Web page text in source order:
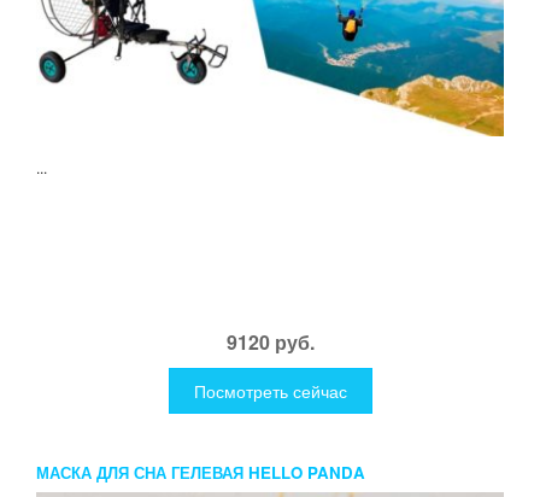
...
9120 руб.
Посмотреть сейчас
МАСКА ДЛЯ СНА ГЕЛЕВАЯ HELLO PANDA